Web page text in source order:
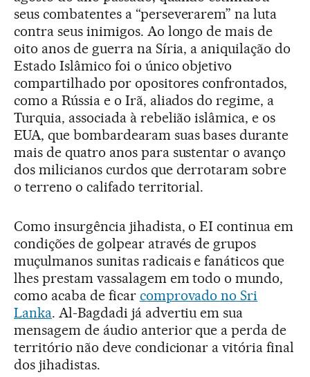
seus combatentes a “perseverarem” na luta
contra seus inimigos. Ao longo de mais de
oito anos de guerra na Síria, a aniquilação do
Estado Islâmico foi o único objetivo
compartilhado por opositores confrontados,
como a Rússia e o Irã, aliados do regime, a
Turquia, associada à rebelião islâmica, e os
EUA, que bombardearam suas bases durante
mais de quatro anos para sustentar o avanço
dos milicianos curdos que derrotaram sobre
o terreno o califado territorial.
Como insurgência jihadista, o EI continua em
condições de golpear através de grupos
muçulmanos sunitas radicais e fanáticos que
lhes prestam vassalagem em todo o mundo,
como acaba de ficar comprovado no Sri
Lanka. Al-Bagdadi já advertiu em sua
mensagem de áudio anterior que a perda de
território não deve condicionar a vitória final
dos jihadistas.